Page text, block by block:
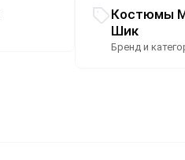
Костюмы
Шик
Бренд и